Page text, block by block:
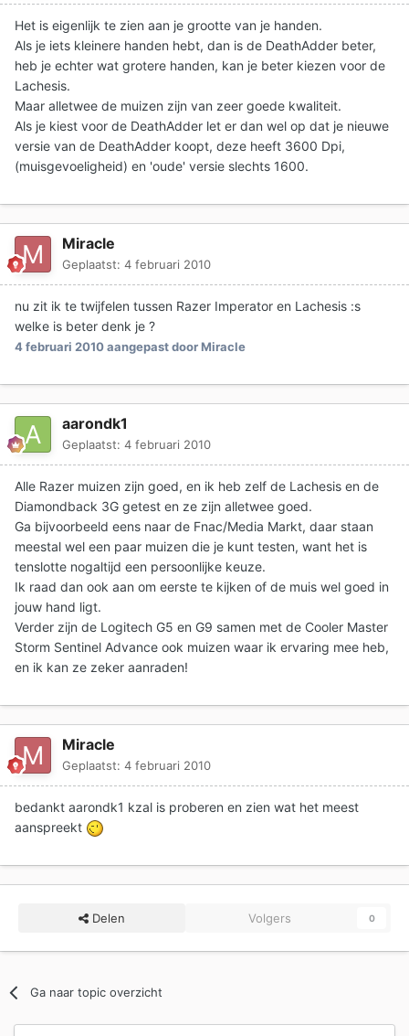
Het is eigenlijk te zien aan je grootte van je handen.
Als je iets kleinere handen hebt, dan is de DeathAdder beter,
heb je echter wat grotere handen, kan je beter kiezen voor de
Lachesis.
Maar alletwee de muizen zijn van zeer goede kwaliteit.
Als je kiest voor de DeathAdder let er dan wel op dat je nieuwe
versie van de DeathAdder koopt, deze heeft 3600 Dpi,
(muisgevoeligheid) en 'oude' versie slechts 1600.
Miracle
Geplaatst: 4 februari 2010
nu zit ik te twijfelen tussen Razer Imperator en Lachesis :s
welke is beter denk je ?
4 februari 2010aangepast door Miracle
aarondk1
Geplaatst: 4 februari 2010
Alle Razer muizen zijn goed, en ik heb zelf de Lachesis en de
Diamondback 3G getest en ze zijn alletwee goed.
Ga bijvoorbeeld eens naar de Fnac/Media Markt, daar staan
meestal wel een paar muizen die je kunt testen, want het is
tenslotte nogaltijd een persoonlijke keuze.
Ik raad dan ook aan om eerste te kijken of de muis wel goed in
jouw hand ligt.
Verder zijn de Logitech G5 en G9 samen met de Cooler Master
Storm Sentinel Advance ook muizen waar ik ervaring mee heb,
en ik kan ze zeker aanraden!
Miracle
Geplaatst: 4 februari 2010
bedankt aarondk1 kzal is proberen en zien wat het meest
aanspreekt
Delen Volgers 0
Ga naar topic overzicht